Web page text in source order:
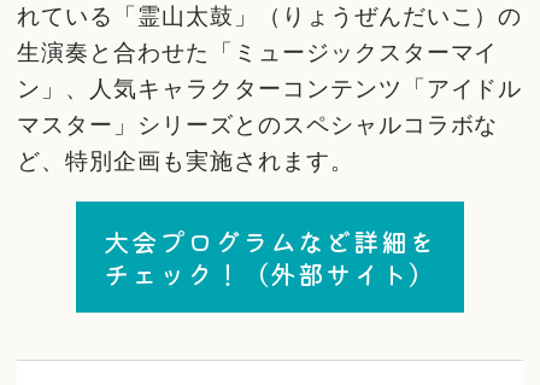
れている「霊山太鼓」（りょうぜんだいこ）の
生演奏と合わせた「ミュージックスターマイ
ン」、人気キャラクターコンテンツ「アイドル
マスター」シリーズとのスペシャルコラボな
ど、特別企画も実施されます。
大会プログラムなど詳細を
チェック！（外部サイト）